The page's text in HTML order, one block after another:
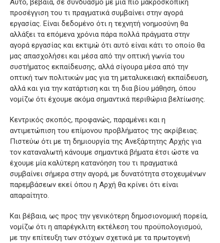
προσέγγιση του τι πραγματικά συμβαίνει στην αγορά
εργασίας. Είναι δεδομένο ότι η τεχνητή νοημοσύνη θα
αλλάξει τα επόμενα χρόνια πάρα πολλά πράγματα στην
αγορά εργασίας και εκτιμώ ότι αυτό είναι κάτι το οποίο θα
μας απασχολήσει και μέσα από την οπτική γωνία του
συστήματος εκπαίδευσης, αλλά σίγουρα μέσα από την
οπτική των πολιτικών μας για τη μεταλυκειακή εκπαίδευση,
αλλά και για την κατάρτιση και τη δια βίου μάθηση, όπου
νομίζω ότι έχουμε ακόμα σημαντικά περιθώρια βελτίωσης.
Κεντρικός σκοπός, προφανώς, παραμένει και η
αντιμετώπιση του επίμονου προβλήματος της ακρίβειας.
Πιστεύω ότι με τη δημιουργία της Ανεξάρτητης Αρχής για
τον καταναλωτή κάνουμε σημαντικά βήματα έτσι ώστε να
έχουμε μία καλύτερη κατανόηση του τι πραγματικά
συμβαίνει σήμερα στην αγορά, με δυνατότητα στοχευμένων
παρεμβάσεων εκεί όπου η Αρχή θα κρίνει ότι είναι
απαραίτητο.
Και βέβαια, ως προς την γενικότερη δημοσιονομική πορεία,
νομίζω ότι η απαρέγκλιτη εκτέλεση του προϋπολογισμού,
με την επίτευξη των στόχων σχετικά με τα πρωτογενή